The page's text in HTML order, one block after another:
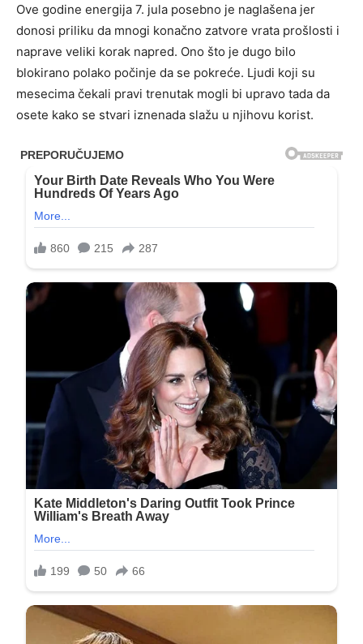
Ove godine energija 7. jula posebno je naglašena jer
donosi priliku da mnogi konačno zatvore vrata prošlosti i
naprave veliki korak napred. Ono što je dugo bilo
blokirano polako počinje da se pokreće. Ljudi koji su
mesecima čekali pravi trenutak mogli bi upravo tada da
osete kako se stvari iznenada slažu u njihovu korist.